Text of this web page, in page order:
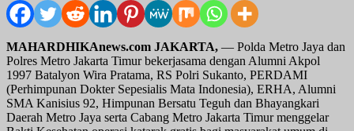
MAHARDHIKAnews.com JAKARTA, — Polda Metro Jaya dan
Polres Metro Jakarta Timur bekerjasama dengan Alumni Akpol
1997 Batalyon Wira Pratama, RS Polri Sukanto, PERDAMI
(Perhimpunan Dokter Sepesialis Mata Indonesia), ERHA, Alumni
SMA Kanisius 92, Himpunan Bersatu Teguh dan Bhayangkari
Daerah Metro Jaya serta Cabang Metro Jakarta Timur menggelar